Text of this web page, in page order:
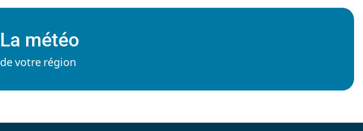
La météo
de votre région